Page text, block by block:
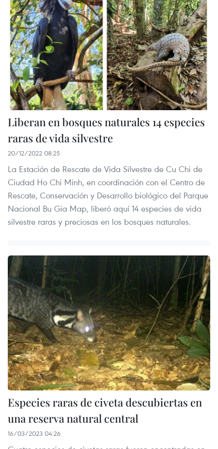
Liberan en bosques naturales 14 especies
raras de vida silvestre
20/12/2022 08:25
La Estación de Rescate de Vida Silvestre de Cu Chi de
Ciudad Ho Chi Minh, en coordinación con el Centro de
Rescate, Conservación y Desarrollo biológico del Parque
Nacional Bu Gia Map, liberó aquí 14 especies de vida
silvestre raras y preciosas en los bosques naturales.
Especies raras de civeta descubiertas en
una reserva natural central
16/03/2023 04:26